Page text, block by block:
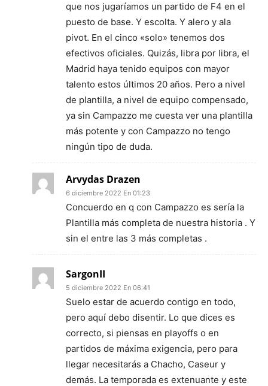
que nos jugaríamos un partido de F4 en el
puesto de base. Y escolta. Y alero y ala
pivot. En el cinco «solo» tenemos dos
efectivos oficiales. Quizás, libra por libra, el
Madrid haya tenido equipos con mayor
talento estos últimos 20 años. Pero a nivel
de plantilla, a nivel de equipo compensado,
ya sin Campazzo me cuesta ver una plantilla
más potente y con Campazzo no tengo
ningún tipo de duda.
Arvydas Drazen
6 diciembre 2022 En 01:23
Concuerdo en q con Campazzo es sería la
Plantilla más completa de nuestra historia . Y
sin el entre las 3 más completas .
SargonII
5 diciembre 2022 En 06:41
Suelo estar de acuerdo contigo en todo,
pero aquí debo disentir. Lo que dices es
correcto, si piensas en playoffs o en
partidos de máxima exigencia, pero para
llegar necesitarás a Chacho, Caseur y
demás. La temporada es extenuante y este